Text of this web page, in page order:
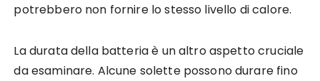
potrebbero non fornire lo stesso livello di calore.
La durata della batteria è un altro aspetto cruciale
da esaminare. Alcune solette possono durare fino